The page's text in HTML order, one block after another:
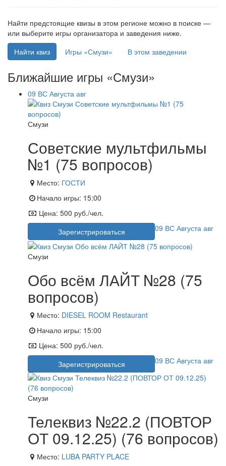
Найти предстоящие квизы в этом регионе можно в поиске —
или выберите игры организатора и заведения ниже.
Найти квиз
Игры «Смузи» В этом заведении
Ближайшие игры «Смузи»
09 ВС Августа авг
Смузи
Советские мультфильмы
№1 (75 вопросов)
Место: ГОСТИ
Начало игры: 15:00
Цена: 500 руб./чел.
Зарегистрироваться
09 ВС Августа авг
Смузи
Обо всём ЛАЙТ №28 (75
вопросов)
Место: DIESEL ROOM Restaurant
Начало игры: 15:00
Цена: 500 руб./чел.
Зарегистрироваться
09 ВС Августа авг
Смузи
Телеквиз №22.2 (ПОВТОР
ОТ 09.12.25) (76 вопросов)
Место: LUBA PARTY PLACE